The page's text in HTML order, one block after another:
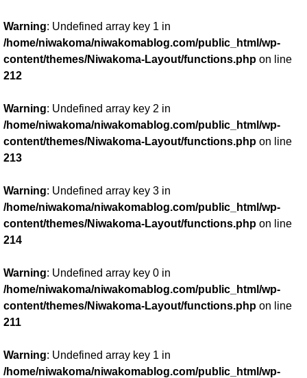
Warning: Undefined array key 1 in
/home/niwakoma/niwakomablog.com/public_html/wp-
content/themes/Niwakoma-Layout/functions.php on line
212
Warning: Undefined array key 2 in
/home/niwakoma/niwakomablog.com/public_html/wp-
content/themes/Niwakoma-Layout/functions.php on line
213
Warning: Undefined array key 3 in
/home/niwakoma/niwakomablog.com/public_html/wp-
content/themes/Niwakoma-Layout/functions.php on line
214
Warning: Undefined array key 0 in
/home/niwakoma/niwakomablog.com/public_html/wp-
content/themes/Niwakoma-Layout/functions.php on line
211
Warning: Undefined array key 1 in
/home/niwakoma/niwakomablog.com/public_html/wp-